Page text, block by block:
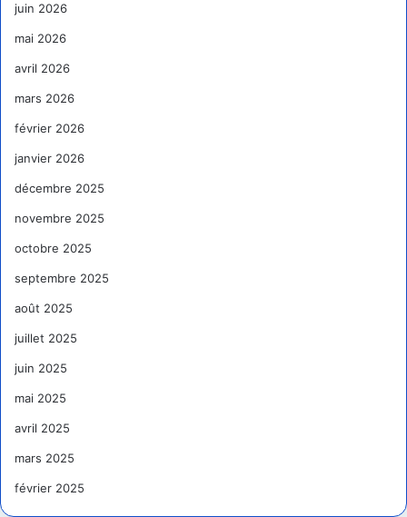
juin 2026
mai 2026
avril 2026
mars 2026
février 2026
janvier 2026
décembre 2025
novembre 2025
octobre 2025
septembre 2025
août 2025
juillet 2025
juin 2025
mai 2025
avril 2025
mars 2025
février 2025